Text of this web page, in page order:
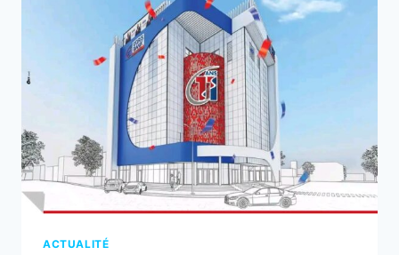
ANS
AU
SERVICE
DE
SES
CLIENTS
ET
PARTENAIRES
ACTUALITÉ